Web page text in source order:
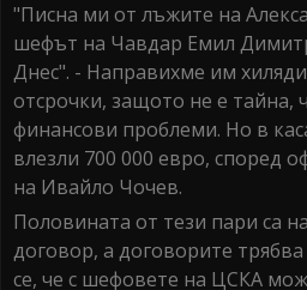
"Писна ми от лъжите на
шефът на Чавдар Емил
Днес". - Направихме им
отсрочки, защото не е тайна,
финансови проблеми. Но в
влезли 700 000 евро, според
на Ивайло Чочев.
Половината от тези пари са
договор, а договорите
се, че с шефовете на ЦСКА